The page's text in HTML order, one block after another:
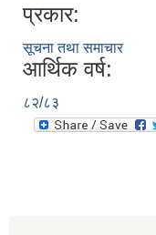
प्रकार:
सूचना तथा समाचार
आर्थिक वर्ष:
८२/८३